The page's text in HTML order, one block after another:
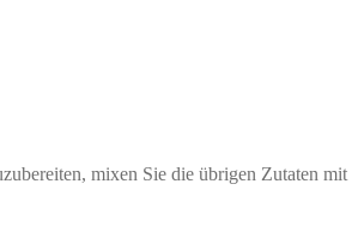
mixen Sie die übrigen Zutaten mit